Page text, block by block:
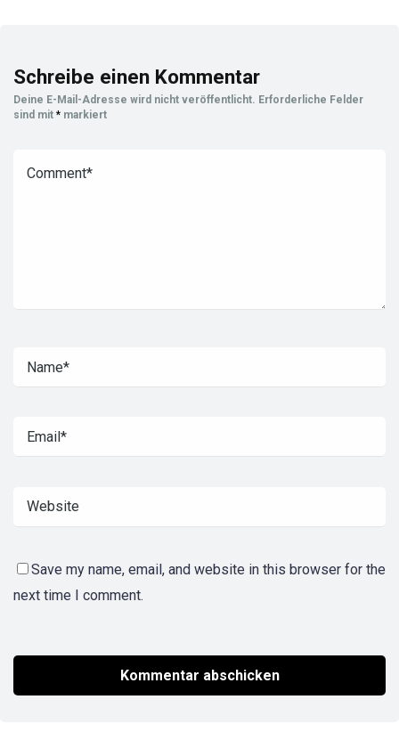
Schreibe einen Kommentar
Deine E-Mail-Adresse wird nicht veröffentlicht. Erforderliche Felder
sind mit * markiert
Save my name, email, and website in this browser for the
next time I comment.